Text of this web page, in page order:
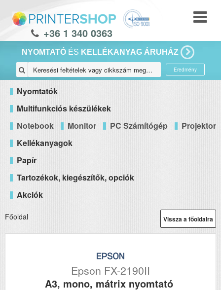
+36 1 340 0363
NYOMTATÓ ÉS KELLÉKANYAG ÁRUHÁZ
Eredmény
Nyomtatók
Multifunkciós készülékek
Notebook
Monitor PC Számítógép
Projektor
Kellékanyagok
Papír
Tartozékok, kiegészítők, opciók
Akciók
Vissza a főoldalra
Főoldal
Epson FX-2190II
A3, mono, mátrix nyomtató